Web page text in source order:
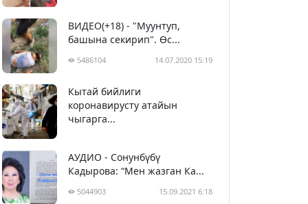
ВИДЕО(+18) - "Муунтуп,
башына секирип". Өс...
5486104 14.07.2020 15:19
Кытай бийлиги
коронавирусту атайын
чыгарга...
АУДИО - Сонунбүбү
Кадырова: “Мен жазган Ка...
5044903 15.09.2021 6:18